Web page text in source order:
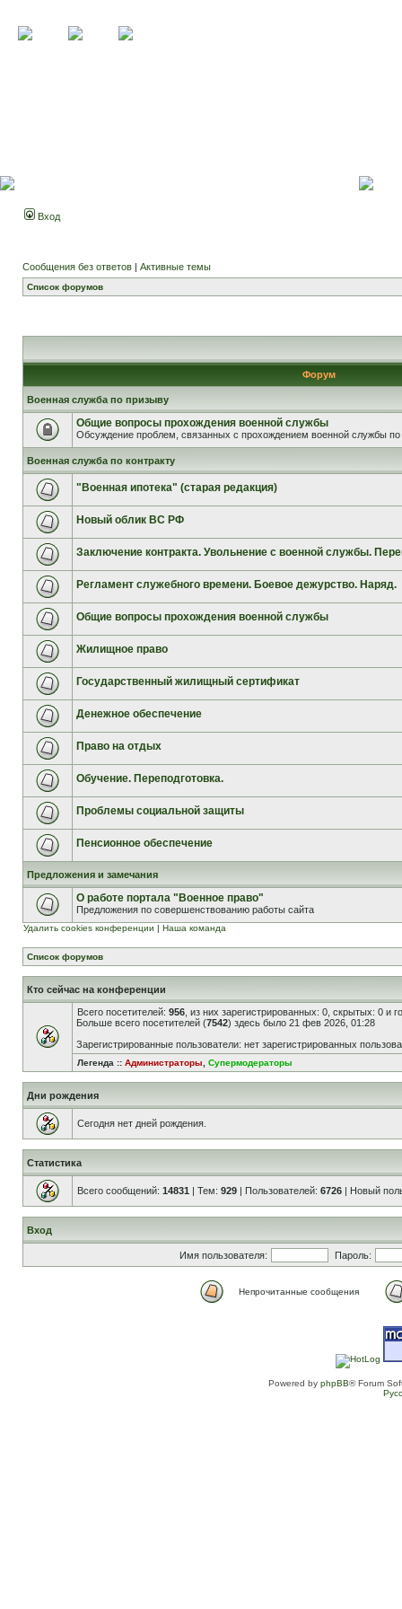
Вход
Сообщения без ответов | Активные темы
Список форумов
Форум
Военная служба по призыву
Общие вопросы прохождения военной службы
Обсуждение проблем, связанных с прохождением военной службы по
Военная служба по контракту
"Военная ипотека" (старая редакция)
Новый облик ВС РФ
Заключение контракта. Увольнение с военной службы.
Регламент служебного времени. Боевое дежурство. Наряд.
Общие вопросы прохождения военной службы
Жилищное право
Государственный жилищный сертификат
Денежное обеспечение
Право на отдых
Обучение. Переподготовка.
Проблемы социальной защиты
Пенсионное обеспечение
Предложения и замечания
О работе портала "Военное право"
Предложения по совершенствованию работы сайта
Удалить cookies конференции | Наша команда
Список форумов
Кто сейчас на конференции
Всего посетителей: 956 , из них зарегистрированных: 0, скрытых: 0 и
Больше всего посетителей (7542) здесь было 21 фев 2026, 01:28
Зарегистрированные пользователи: нет зарегистрированных
Легенда :: Администраторы Супермодераторы
Дни рождения
Сегодня нет дней рождения.
Статистика
Всего сообщений: 14831 | Тем: 929 | Пользователей: 6726 | Новый
Вход
Имя пользователя: Пароль:
Непрочитанные сообщения
Powered by phpBB® Forum